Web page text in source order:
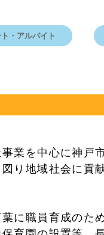
・アルバイト
業を中心に神戸
り地域社会に貢
に職員育成のた